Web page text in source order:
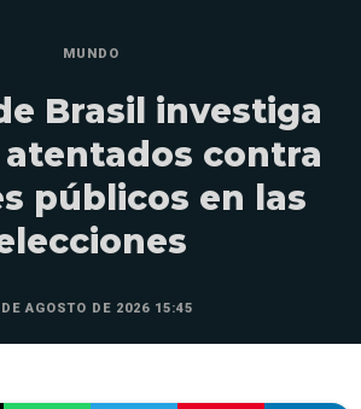
MUNDO
Brasil investiga
contra
públicos en las
AGOSTO DE 2026 15:45